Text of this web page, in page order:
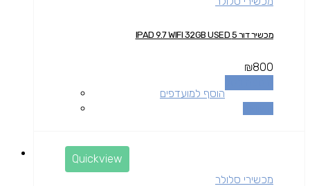
מכשיר דור 5 IPAD 9.7 WIFI 32GB USED
₪800
הוסף למועדפים
Quickview
מכשירי סלולר